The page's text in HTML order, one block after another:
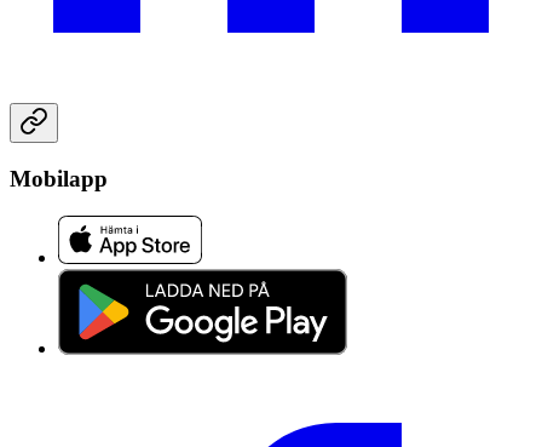
Mobilapp